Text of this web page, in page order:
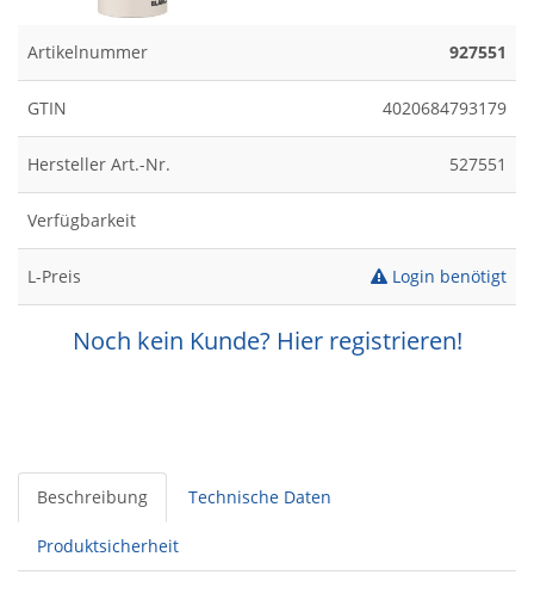
Artikelnummer 927551
GTIN 4020684793179
Hersteller Art.-Nr. 527551
Verfügbarkeit
L-Preis Login benötigt
Noch kein Kunde? Hier registrieren!
Beschreibung Technische Daten
Produktsicherheit